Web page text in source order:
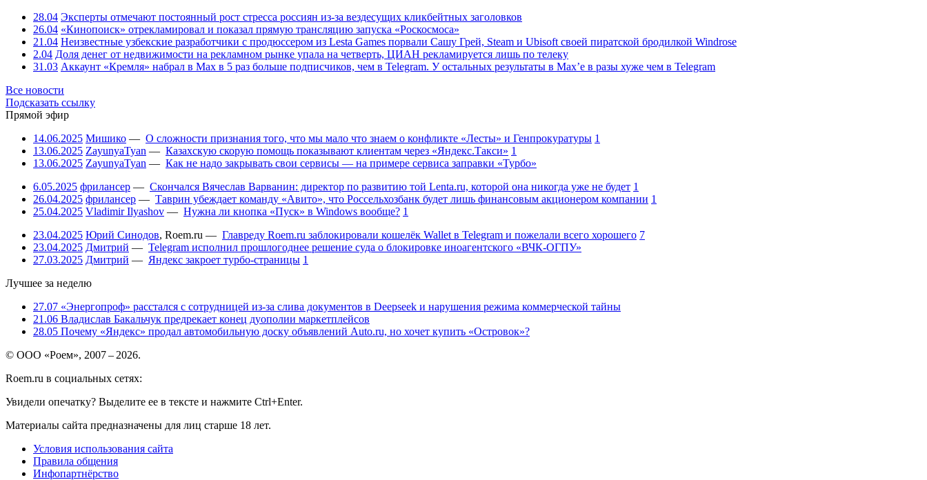
28.04 Эксперты отмечают постоянный рост стресса россиян из-за вездесущих кликбейтных заголовков
26.04 «Кинопоиск» отрекламировал и показал прямую трансляцию запуска «Роскосмоса»
21.04 Неизвестные узбекские разработчики с продюссером из Lesta Games порвали Сашу Грей, Steam и Ubisoft своей пиратской бродилкой Windrose
2.04 Доля денег от недвижимости на рекламном рынке упала на четверть, ЦИАН рекламируется лишь по телеку
31.03 Аккаунт «Кремля» набрал в Max в 5 раз больше подписчиков, чем в Telegram. У остальных результаты в Max’е в разы хуже чем в Telegram
Все новости
Подсказать ссылку
Прямой эфир
14.06.2025 Мишико — О сложности признания того, что мы мало что знаем о конфликте «Лесты» и Генпрокуратуры 1
13.06.2025 ZayunyaTyan — Казахскую скорую помощь показывают клиентам через «Яндекс.Такси» 1
13.06.2025 ZayunyaTyan — Как не надо закрывать свои сервисы — на примере сервиса заправки «Турбо»
6.05.2025 фрилансер — Скончался Вячеслав Варванин: директор по развитию той Lenta.ru, которой она никогда уже не будет 1
26.04.2025 фрилансер — Таврин убеждает команду «Авито», что Россельхозбанк будет лишь финансовым акционером компании 1
25.04.2025 Vladimir Ilyashov — Нужна ли кнопка «Пуск» в Windows вообще? 1
23.04.2025 Юрий Синодов, Roem.ru — Главреду Roem.ru заблокировали кошелёк Wallet в Telegram и пожелали всего хорошего 7
23.04.2025 Дмитрий — Telegram исполнил прошлогоднее решение суда о блокировке иноагентского «ВЧК-ОГПУ»
27.03.2025 Дмитрий — Яндекс закроет турбо-страницы 1
Лучшее за неделю
27.07 «Энергопроф» расстался с сотрудницей из-за слива документов в Deepseek и нарушения режима коммерческой тайны
21.06 Владислав Бакальчук предрекает конец дуополии маркетплейсов
28.05 Почему «Яндекс» продал автомобильную доску объявлений Auto.ru, но хочет купить «Островок»?
© ООО «Роем», 2007 – 2026.
Roem.ru в социальных сетях:
Увидели опечатку? Выделите ее в тексте и нажмите Ctrl+Enter.
Материалы сайта предназначены для лиц старше 18 лет.
Условия использования сайта
Правила общения
Инфопартнёрство